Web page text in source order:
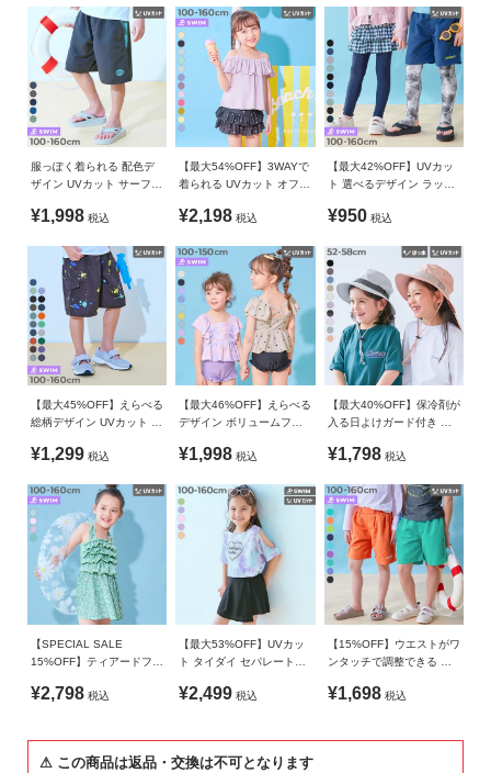
ッ
つ
い
て
お
買
ガ
イ
ド
く
る
ご
質
問
FOLLOW
毎日の紫外線からお子さまの肌を守れるように、遮蔽率90%以
上の素材を使用しています。
■素材
柔らかな肌ざわりをしたポリエステルストレッチ素材
さらっと柔らかな肌ざわりが特徴。
程よいストレッチなので、体にフィットし着脱しやすい素材で
す。
伸縮性：あり
130cm
48 35
55.75
140cm
38
60.5
150cm
64.75
160cm
41 69.5
»サイズガイド
素材・仕様
生産国
CHINA
備考
洗濯方法
手洗い可 / 漂白剤使用不可 / 乾燥機使用不可 / 日陰つり干し/
洗濯ネット使用
ご注意事項
・摩擦や水、汗などで色が移ることがあります。ご注意くだ
さい。
・平置きにて採寸しているため、サイズや形に多少の誤差が
生じる場合があります。あらかじめご了承ください。
・伸縮性のある素材は、砂が生地の隙間に入りシミ状に見え
る場合がありますので、万が一砂が入り込んだ場合は、乾い
た後、生地を伸ばして叩くと落ちやすくなります。
・高温下や濡れた状態で袋や鞄にいれて長時間放置と、色移
・生産時期により、多少色味が異なる場合がございますが、
素材・サイズ等の品質に違いはございません。
服っぽく着られる 配色デ
ザイン UVカット サーフパ
¥1,998 税込
【最大54%OFF】3WAYで
着られる UVカット オフシ
¥2,198 税込
【最大42%OFF】UVカッ
ト 選べるデザイン ラッシ
¥950 税込
【最大45%OFF】えらべる
総柄デザイン UVカット サ
¥1,299 税込
【最大46%OFF】えらべる
デザイン ボリュームフリ
着
¥1,998 税込
【最大40%OFF】保冷剤が
入る日よけガード付き 親
フェスハット(水陸両用)
¥1,798 税込
【SPECIAL SALE
15%OFF】ティアードフリ
セパレート水着
¥2,798 税込
【最大53%OFF】UVカッ
ト タイダイ セパレート水
¥2,499 税込
【15%OFF】ウエストがワ
ンタッチで調整できる ネ
フパンツ水着
¥1,698 税込
⚠ この商品は返品・交換は不可となります